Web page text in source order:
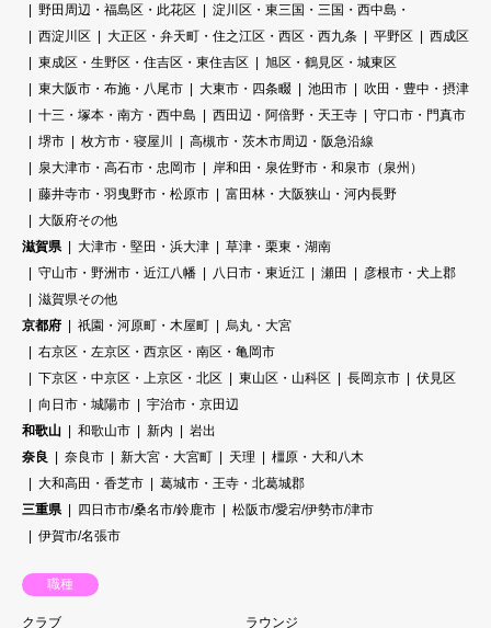
野田周辺・福島区・此花区
淀川区・東三国・三国・西中島・
西淀川区
大正区・弁天町・住之江区・西区・西九条 平野区
西成区
東成区・生野区・住吉区・東住吉区
旭区・鶴見区・城東区
東大阪市・布施・八尾市
大東市・四条畷 池田市
吹田・豊中・摂津
十三・塚本・南方・西中島
西田辺・阿倍野・天王寺
守口市・門真市
堺市
枚方市・寝屋川
高槻市・茨木市周辺・阪急沿線
泉大津市・高石市・忠岡市
岸和田・泉佐野市・和泉市（泉州）
藤井寺市・羽曳野市・松原市
富田林・大阪狭山・河内長野
大阪府その他
滋賀県
大津市・堅田・浜大津
草津・栗東・湖南
守山市・野洲市・近江八幡
八日市・東近江 瀬田
彦根市・犬上郡
滋賀県その他
京都府
祇園・河原町・木屋町
烏丸・大宮
右京区・左京区・西京区・南区・亀岡市
下京区・中京区・上京区・北区
東山区・山科区 長岡京市
伏見区
向日市・城陽市
宇治市・京田辺
和歌山
和歌山市 新内
岩出
奈良
奈良市 新大宮・大宮町 天理
橿原・大和八木
大和高田・香芝市
葛城市・王寺・北葛城郡
三重県
四日市市/桑名市/鈴鹿市
松阪市/愛宕/伊勢市/津市
伊賀市/名張市
職種
クラブ ラウンジ